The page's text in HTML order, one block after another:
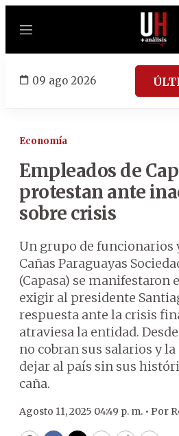
Menú
09 ago 2026
Economía
Empleados de
protestan ante
sobre crisis
Un grupo de funcionarios
Cañas Paraguayas
(Capasa) se manifestaron
exigir al presidente
respuesta ante la crisis
atraviesa la entidad.
no cobran sus salarios y
dejar al país sin sus
caña.
Agosto 11, 2025 04:49 p. m. • Por